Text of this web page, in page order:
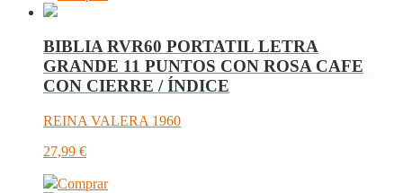
BIBLIA RVR60 PORTATIL LETRA
GRANDE 11 PUNTOS CON ROSA CAFE
CON CIERRE / ÍNDICE
REINA VALERA 1960
27,99 €
Comprar